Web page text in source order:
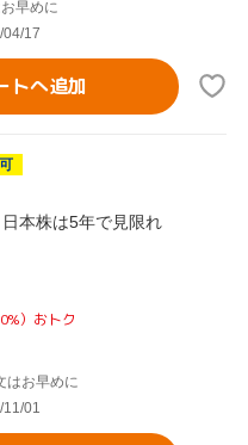
早めに
04/17
トへ追加
本株は5年で見限れ
）おトク
はお早めに
01